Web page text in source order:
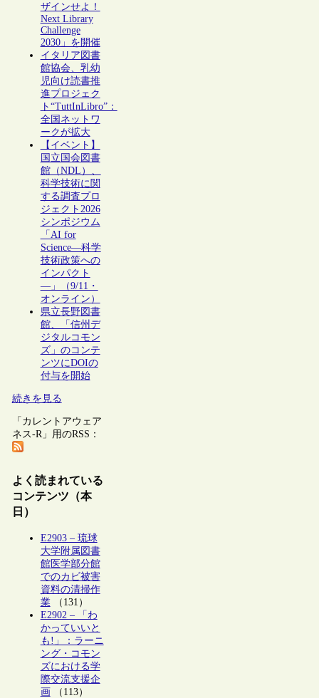
ザインせよ！
Next Library
Challenge
2030」を開催
イタリア図書
館協会、乳幼
児向け読書推
進プロジェク
ト“TuttInLibro”：
全国ネットワ
ークが拡大
【イベント】
国立国会図書
館（NDL）、
科学技術に関
する調査プロ
ジェクト2026
シンポジウム
「AI for
Science―科学
技術政策への
インパクト
―」（9/11・
オンライン）
県立長野図書
館、「信州デ
ジタルコモン
ズ」のコンテ
ンツにDOIの
付与を開始
続きを見る
「カレントアウェア
ネス-R」用のRSS：
よく読まれている
コンテンツ（本
日）
E2903 – 琉球
大学附属図書
館医学部分館
でのカビ被害
資料の清掃作
業（131）
E2902 – 「わ
かっていいと
も!」：ラーニ
ング・コモン
ズにおける学
際交流支援企
画（113）